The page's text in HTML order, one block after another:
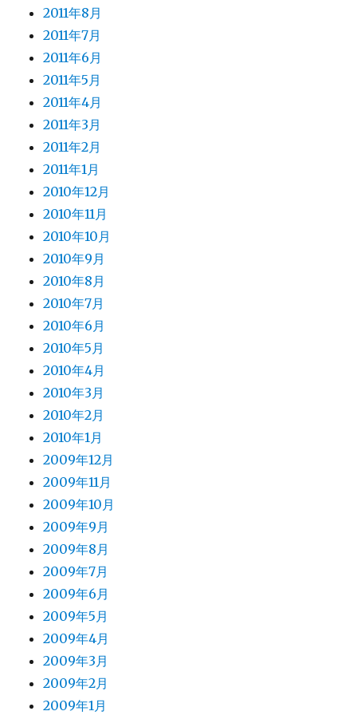
2011年8月
2011年7月
2011年6月
2011年5月
2011年4月
2011年3月
2011年2月
2011年1月
2010年12月
2010年11月
2010年10月
2010年9月
2010年8月
2010年7月
2010年6月
2010年5月
2010年4月
2010年3月
2010年2月
2010年1月
2009年12月
2009年11月
2009年10月
2009年9月
2009年8月
2009年7月
2009年6月
2009年5月
2009年4月
2009年3月
2009年2月
2009年1月